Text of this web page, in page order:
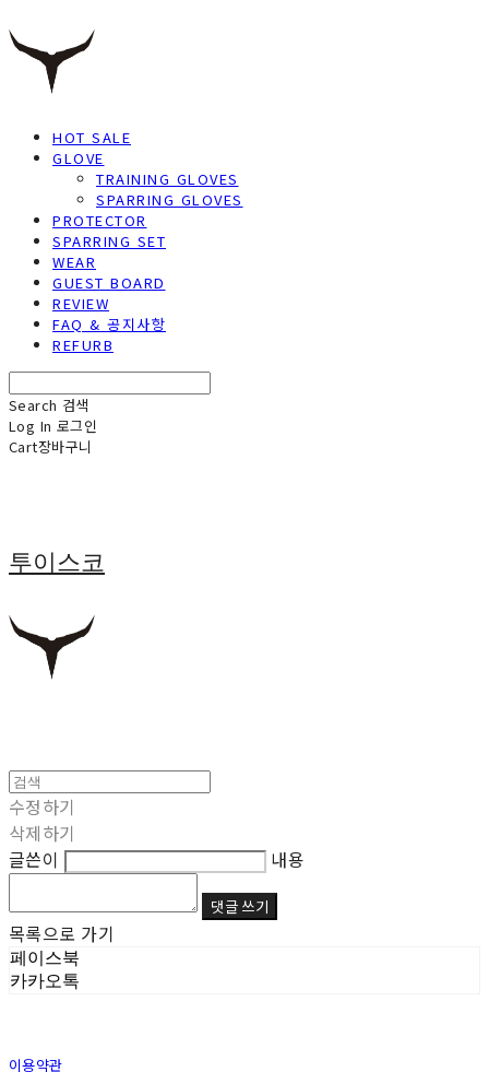
HOT SALE
GLOVE
TRAINING GLOVES
SPARRING GLOVES
PROTECTOR
SPARRING SET
WEAR
GUEST BOARD
REVIEW
FAQ & 공지사항
REFURB
Search 검색
Log In 로그인
Cart장바구니
투이스코
수정하기
삭제하기
글쓴이
내용
댓글 쓰기
목록으로 가기
페이스북
카카오톡
이용약관